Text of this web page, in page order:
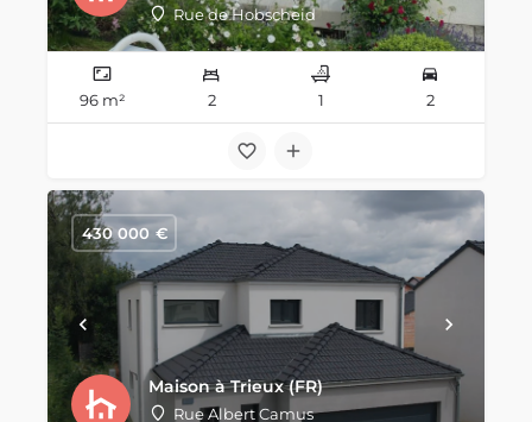
Rue de Hobscheid
96 m² 2 1 2
Maison à Trieux (FR)
Rue Albert Camus
€
430 000